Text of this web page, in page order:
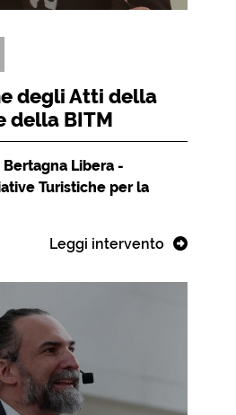
degli Atti della
della BITM
Bertagna Libera -
Turistiche per la
Leggi intervento